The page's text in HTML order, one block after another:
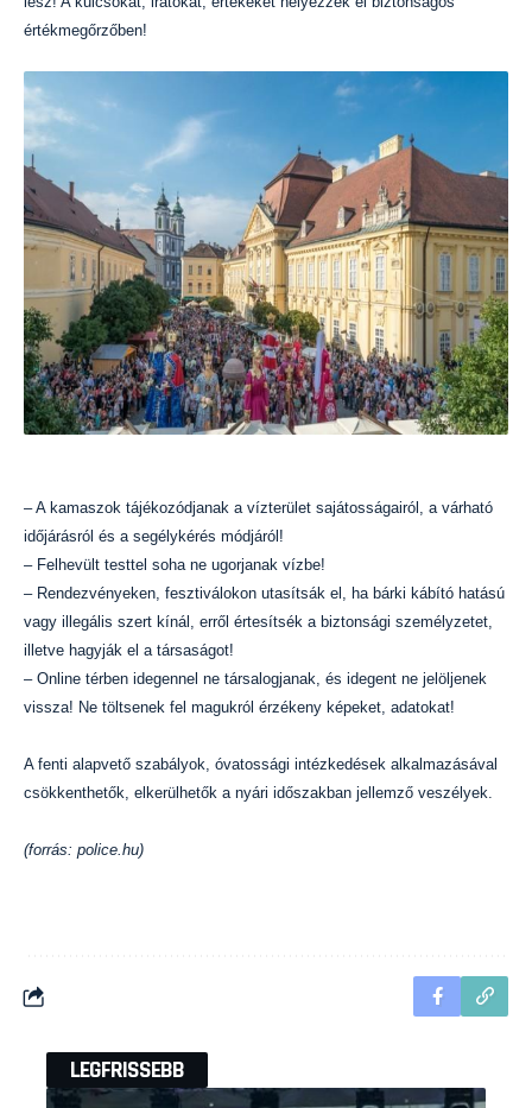
értékmegőrzőben!
– A kamaszok tájékozódjanak a vízterület sajátosságairól, a várható
időjárásról és a segélykérés módjáról!
– Felhevült testtel soha ne ugorjanak vízbe!
– Rendezvényeken, fesztiválokon utasítsák el, ha bárki kábító hatású
vagy illegális szert kínál, erről értesítsék a biztonsági személyzetet,
illetve hagyják el a társaságot!
– Online térben idegennel ne társalogjanak, és idegent ne jelöljenek
vissza! Ne töltsenek fel magukról érzékeny képeket, adatokat!
A fenti alapvető szabályok, óvatossági intézkedések alkalmazásával
csökkenthetők, elkerülhetők a nyári időszakban jellemző veszélyek.
(forrás: police.hu)
LEGFRISSEBB